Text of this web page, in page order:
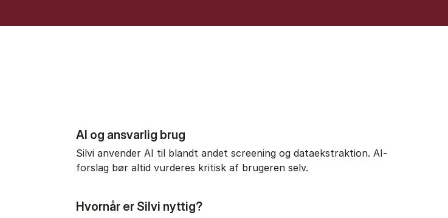
AI og ansvarlig brug
Silvi anvender AI til blandt andet screening og dataekstraktion. AI-
forslag bør altid vurderes kritisk af brugeren selv.
Hvornår er Silvi nyttig?